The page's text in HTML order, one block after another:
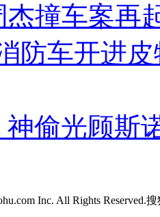
杰撞车案再
防车开进
神偷光顾斯
Inc. All Rights Reserved.